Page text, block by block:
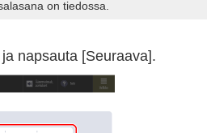
on tiedossa.
napsauta [Seuraava].